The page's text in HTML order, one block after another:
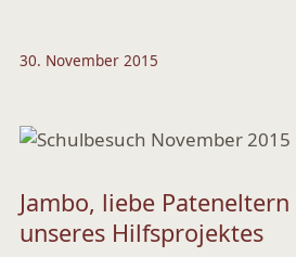
30. November 2015
Jambo, liebe
unseres Hilfsprojektes